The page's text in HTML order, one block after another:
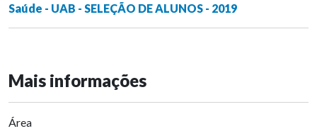
Saúde - UAB - SELEÇÃO DE ALUNOS - 2019
Mais informações
Área